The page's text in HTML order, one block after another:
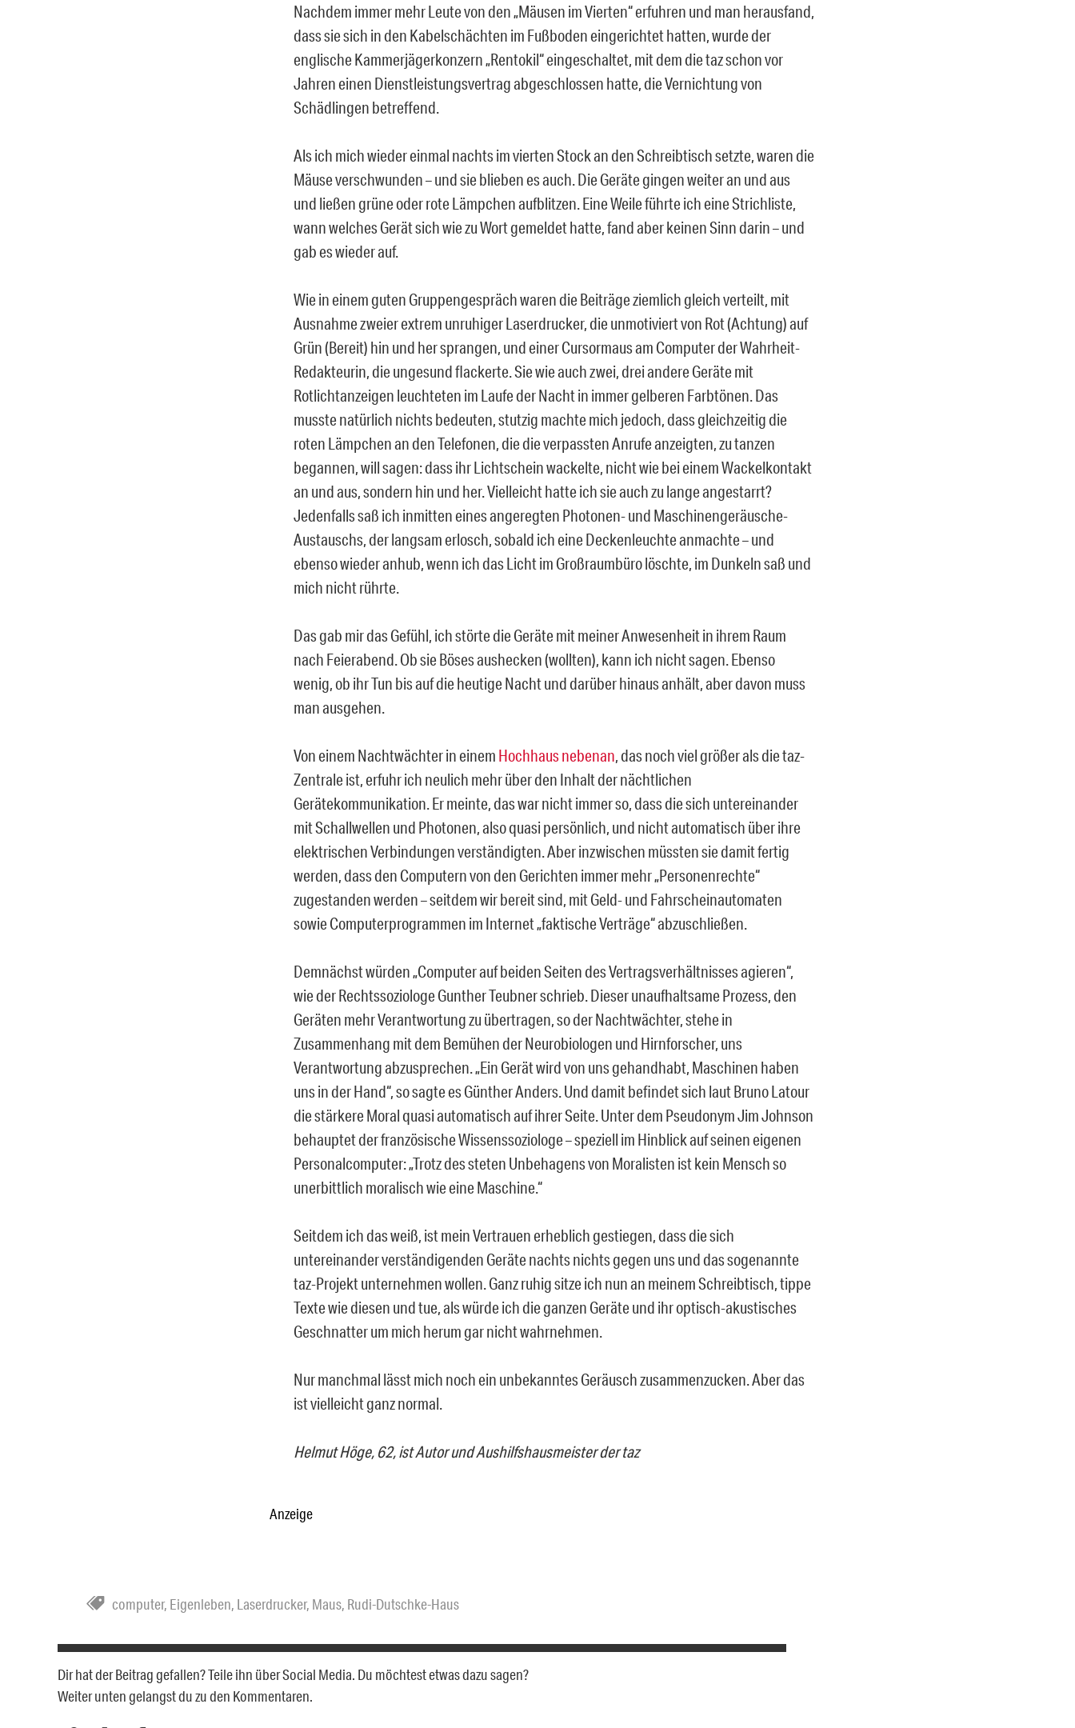
Nachdem immer mehr Leute von den „Mäusen im Vierten“ erfuhren und man herausfand,
dass sie sich in den Kabelschächten im Fußboden eingerichtet hatten, wurde der
englische Kammerjägerkonzern „Rentokil“ eingeschaltet, mit dem die taz schon vor
Jahren einen Dienstleistungsvertrag abgeschlossen hatte, die Vernichtung von
Schädlingen betreffend.
Als ich mich wieder einmal nachts im vierten Stock an den Schreibtisch setzte, waren die
Mäuse verschwunden – und sie blieben es auch. Die Geräte gingen weiter an und aus
und ließen grüne oder rote Lämpchen aufblitzen. Eine Weile führte ich eine Strichliste,
wann welches Gerät sich wie zu Wort gemeldet hatte, fand aber keinen Sinn darin – und
gab es wieder auf.
Wie in einem guten Gruppengespräch waren die Beiträge ziemlich gleich verteilt, mit
Ausnahme zweier extrem unruhiger Laserdrucker, die unmotiviert von Rot (Achtung) auf
Grün (Bereit) hin und her sprangen, und einer Cursormaus am Computer der Wahrheit-
Redakteurin, die ungesund flackerte. Sie wie auch zwei, drei andere Geräte mit
Rotlichtanzeigen leuchteten im Laufe der Nacht in immer gelberen Farbtönen. Das
musste natürlich nichts bedeuten, stutzig machte mich jedoch, dass gleichzeitig die
roten Lämpchen an den Telefonen, die die verpassten Anrufe anzeigten, zu tanzen
begannen, will sagen: dass ihr Lichtschein wackelte, nicht wie bei einem Wackelkontakt
an und aus, sondern hin und her. Vielleicht hatte ich sie auch zu lange angestarrt?
Jedenfalls saß ich inmitten eines angeregten Photonen- und Maschinengeräusche-
Austauschs, der langsam erlosch, sobald ich eine Deckenleuchte anmachte – und
ebenso wieder anhub, wenn ich das Licht im Großraumbüro löschte, im Dunkeln saß und
mich nicht rührte.
Das gab mir das Gefühl, ich störte die Geräte mit meiner Anwesenheit in ihrem Raum
nach Feierabend. Ob sie Böses aushecken (wollten), kann ich nicht sagen. Ebenso
wenig, ob ihr Tun bis auf die heutige Nacht und darüber hinaus anhält, aber davon muss
man ausgehen.
Von einem Nachtwächter in einem Hochhaus nebenan, das noch viel größer als die taz-
Zentrale ist, erfuhr ich neulich mehr über den Inhalt der nächtlichen
Gerätekommunikation. Er meinte, das war nicht immer so, dass die sich untereinander
mit Schallwellen und Photonen, also quasi persönlich, und nicht automatisch über ihre
elektrischen Verbindungen verständigten. Aber inzwischen müssten sie damit fertig
werden, dass den Computern von den Gerichten immer mehr „Personenrechte“
zugestanden werden – seitdem wir bereit sind, mit Geld- und Fahrscheinautomaten
sowie Computerprogrammen im Internet „faktische Verträge“ abzuschließen.
Demnächst würden „Computer auf beiden Seiten des Vertragsverhältnisses agieren“,
wie der Rechtssoziologe Gunther Teubner schrieb. Dieser unaufhaltsame Prozess, den
Geräten mehr Verantwortung zu übertragen, so der Nachtwächter, stehe in
Zusammenhang mit dem Bemühen der Neurobiologen und Hirnforscher, uns
Verantwortung abzusprechen. „Ein Gerät wird von uns gehandhabt, Maschinen haben
uns in der Hand“, so sagte es Günther Anders. Und damit befindet sich laut Bruno Latour
die stärkere Moral quasi automatisch auf ihrer Seite. Unter dem Pseudonym Jim Johnson
behauptet der französische Wissenssoziologe – speziell im Hinblick auf seinen eigenen
Personalcomputer: „Trotz des steten Unbehagens von Moralisten ist kein Mensch so
unerbittlich moralisch wie eine Maschine.“
Seitdem ich das weiß, ist mein Vertrauen erheblich gestiegen, dass die sich
untereinander verständigenden Geräte nachts nichts gegen uns und das sogenannte
taz-Projekt unternehmen wollen. Ganz ruhig sitze ich nun an meinem Schreibtisch, tippe
Texte wie diesen und tue, als würde ich die ganzen Geräte und ihr optisch-akustisches
Geschnatter um mich herum gar nicht wahrnehmen.
Nur manchmal lässt mich noch ein unbekanntes Geräusch zusammenzucken. Aber das
ist vielleicht ganz normal.
Helmut Höge, 62, ist Autor und Aushilfshausmeister der taz
Anzeige
computer, Eigenleben, Laserdrucker, Maus, Rudi-Dutschke-Haus
Dir hat der Beitrag gefallen? Teile ihn über Social Media. Du möchtest etwas dazu sagen?
Weiter unten gelangst du zu den Kommentaren.